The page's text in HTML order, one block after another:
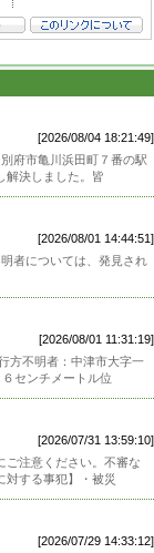
[2026/08/04 18:21:49]
府市亀川浜田町７番の駅
解決しました。皆
[2026/08/01 14:44:51]
者については、発見され
[2026/08/01 11:31:19]
方不明者：中津市大字一
センチメートル位
[2026/07/31 13:59:10]
ご注意ください。不審な
対する事犯】・被災
[2026/07/29 14:33:12]